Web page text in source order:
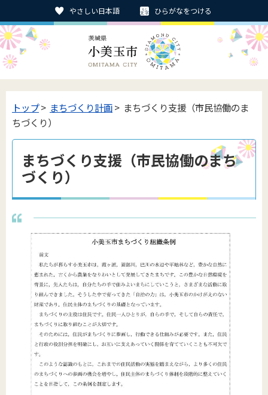
やさしい日本語 ひらがなをつける
トップ> まちづくり計画> まちづくり支援（市民協働のま
ちづくり）
まちづくり支援（市民協働のまち
づくり）